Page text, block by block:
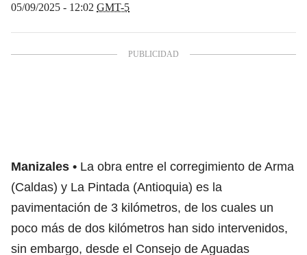
05/09/2025 - 12:02 GMT-5
Manizales
La obra entre el corregimiento de Arma
(Caldas) y La Pintada (Antioquia) es la
pavimentación de 3 kilómetros, de los cuales un
poco más de dos kilómetros han sido intervenidos,
sin embargo, desde el Consejo de Aguadas